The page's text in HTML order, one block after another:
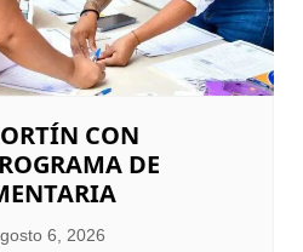
CON
DE
6, 2026